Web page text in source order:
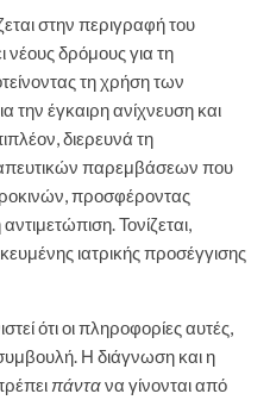
στην περιγραφή του
νέους δρόμους για τη
τη χρήση των
την έγκαιρη ανίχνευση και
διερευνά τη
παρεμβάσεων που
προσφέροντας
Τονίζεται,
ιατρικής προσέγγισης
ότι οι πληροφορίες αυτές,
Η διάγνωση και η
πάντανα γίνονται από